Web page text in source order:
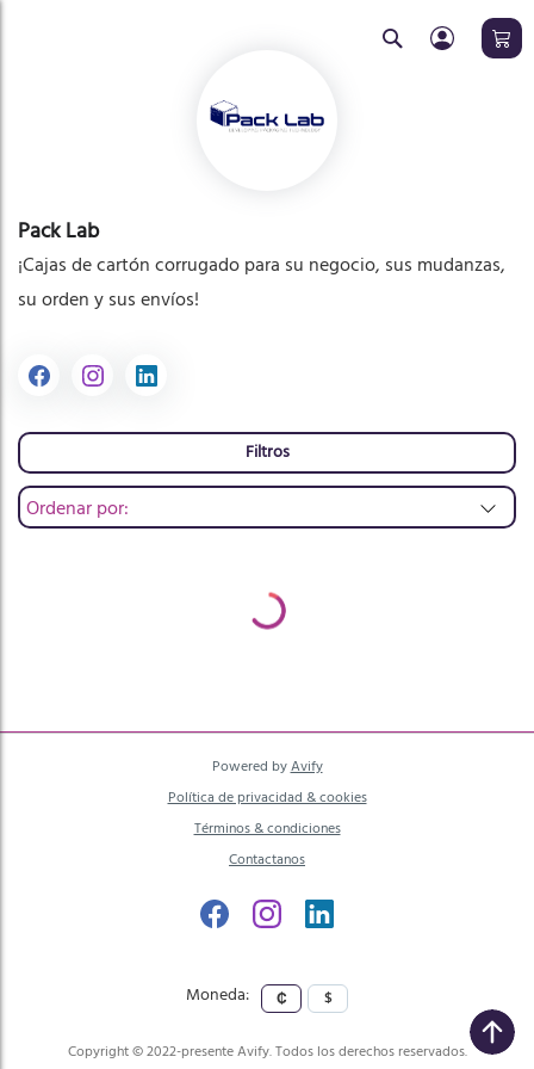
Buscar
Pack Lab
¡Cajas de cartón corrugado para su negocio, sus mudanzas,
su orden y sus envíos!
Filtros
Ordenar por:
antiguos primero
menor a mayor precio
A - Z
Z - A
Powered byAvify
Política de privacidad & cookies
Términos & condiciones
Contactanos
Moneda: ₡ $
Copyright © 2022-presente Avify. Todos los derechos reservados.